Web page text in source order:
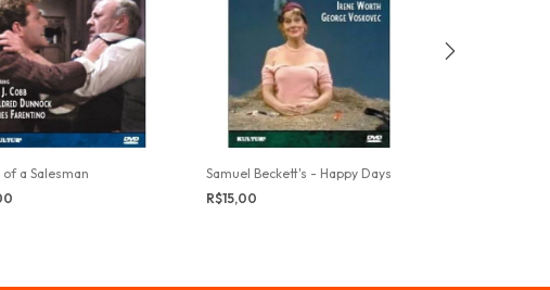
a Salesman
Samuel Beckett's - Happy Days
R$15,00